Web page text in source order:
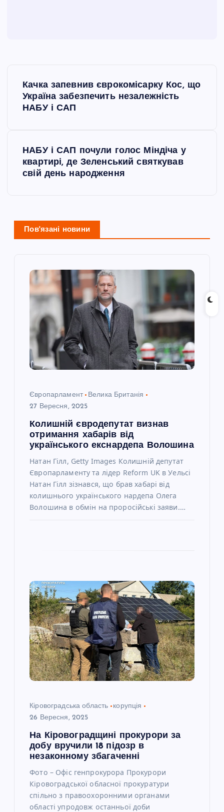
ц
Качка запевнив єврокомісарку Кос, що
Україна забезпечить незалежність
НАБУ і САП
НАБУ і САП почули голос Міндіча у
квартирі, де Зеленський святкував
свій день народження
Пов'язані новини
Європарламент
Велика Британія
27 Вересня, 2025
Колишній євродепутат визнав
отримання хабарів від
українського екснардепа Волошина
Натан Гілл, Getty Images Колишній депутат
Європарламенту та лідер Reform UK в Уельсі
Натан Гілл зізнався, що брав хабарі від
колишнього українського нардепа Олега
Волошина в обмін на проросійські заяви.…
Кіровоградська область
корупція
26 Вересня, 2025
На Кіровоградщині прокурори за
добу вручили 18 підозр в
незаконному збагаченні
Фото – Офіс генпрокурора Прокурори
Кіровоградської обласної прокуратури
спільно з правоохоронними органами
області упродовж останньої доби